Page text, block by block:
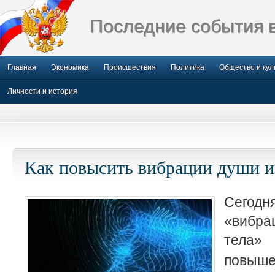
Последние события
Главная Экономика Происшествия Политика Общество и
Личности и история
Как повысить вибрации души